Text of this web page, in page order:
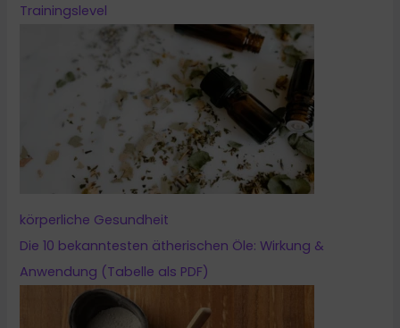
Trainingslevel
körperliche Gesundheit
Die 10 bekanntesten ätherischen Öle: Wirkung &
Anwendung (Tabelle als PDF)